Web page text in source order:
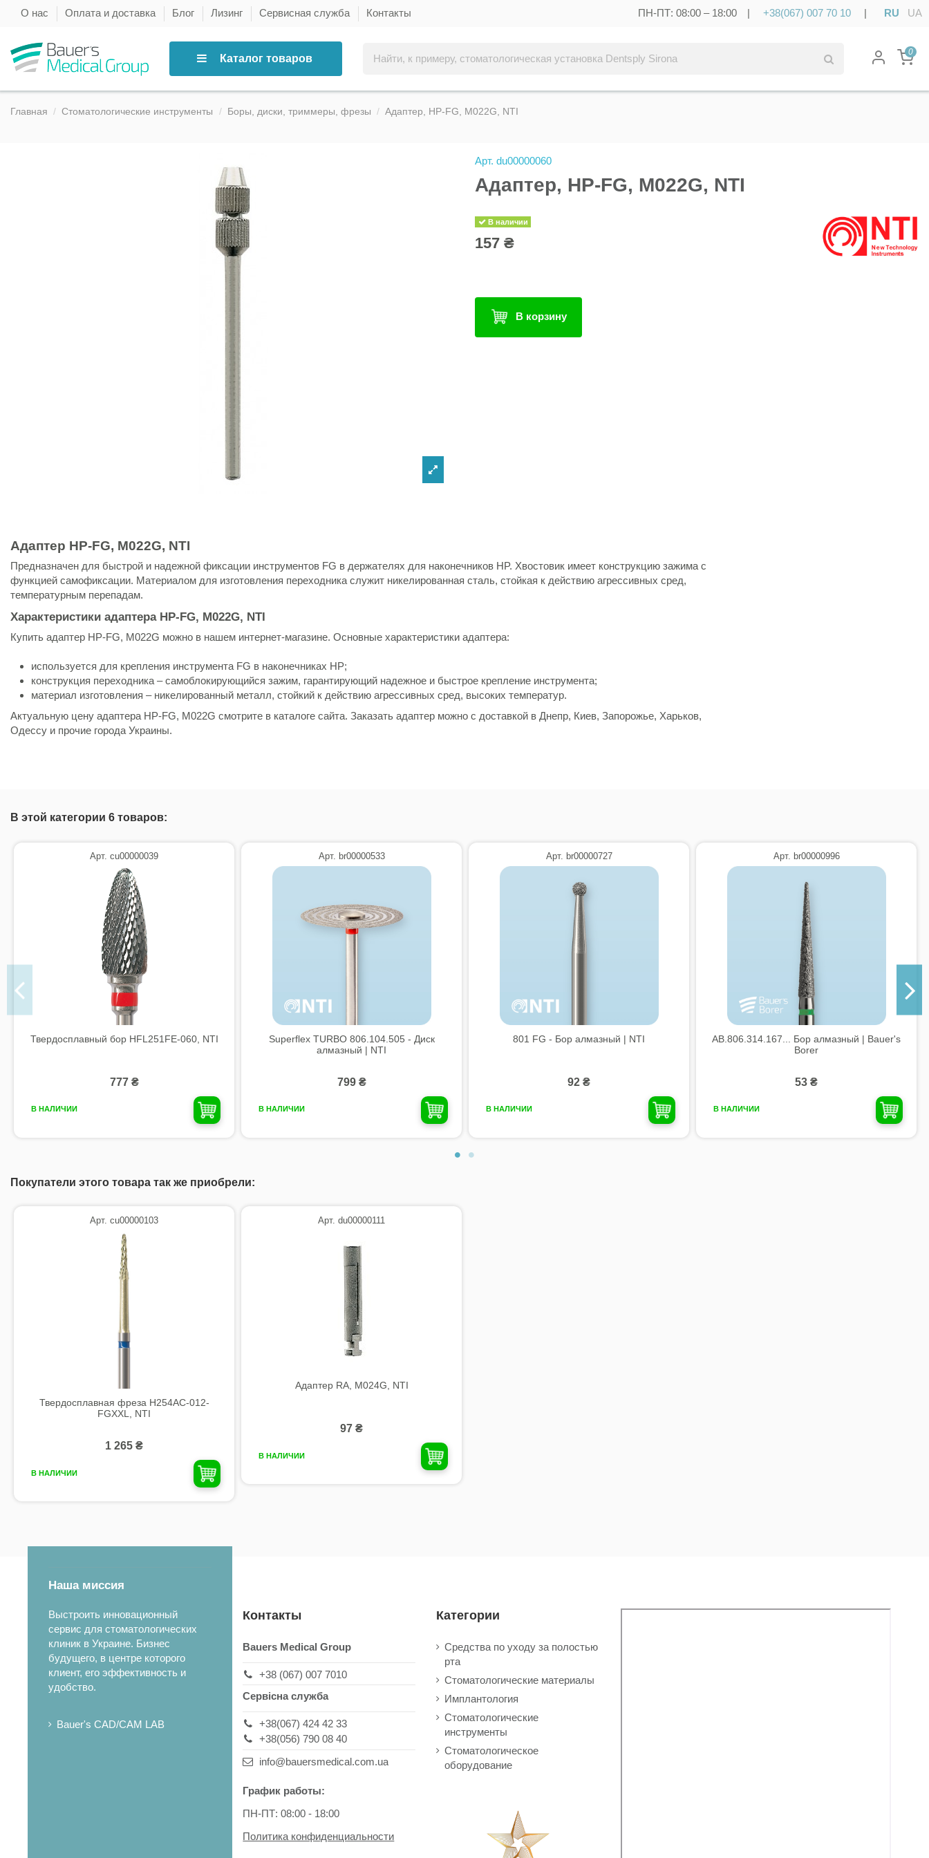
О нас Оплата и доставка Блог Лизинг Сервисная служба Контакты ПН-ПТ: 08:00 – 18:00 | +38(067) 007 70 10 | RU UA
Каталог товаров
0
Главная Стоматологические инструменты Боры, диски, триммеры, фрезы Адаптер, HP-FG, M022G, NTI
Арт. du00000060
Адаптер, HP-FG, M022G, NTI
В наличии
157 ₴
В корзину
Адаптер HP-FG, M022G, NTI
Предназначен для быстрой и надежной фиксации инструментов FG в держателях для наконечников HP. Хвостовик имеет конструкцию зажима с
функцией самофиксации. Материалом для изготовления переходника служит никелированная сталь, стойкая к действию агрессивных сред,
температурным перепадам.
Характеристики адаптера HP-FG, M022G, NTI
Купить адаптер HP-FG, M022G можно в нашем интернет-магазине. Основные характеристики адаптера:
используется для крепления инструмента FG в наконечниках HP;
конструкция переходника – самоблокирующийся зажим, гарантирующий надежное и быстрое крепление инструмента;
материал изготовления – никелированный металл, стойкий к действию агрессивных сред, высоких температур.
Актуальную цену адаптера HP-FG, M022G смотрите в каталоге сайта. Заказать адаптер можно с доставкой в Днепр, Киев, Запорожье, Харьков,
Одессу и прочие города Украины.
В этой категории 6 товаров:
Арт. cu00000039
Твердосплавный бор HFL251FE-060, NTI
777 ₴
В НАЛИЧИИ
Арт. br00000533
Superflex TURBO 806.104.505 - Диск
алмазный | NTI
799 ₴
В НАЛИЧИИ
Арт. br00000727
801 FG - Бор алмазный | NTI
92 ₴
В НАЛИЧИИ
Арт. br00000996
AB.806.314.167... Бор алмазный | Bauer's
Borer
53 ₴
В НАЛИЧИИ
Покупатели этого товара так же приобрели:
Арт. cu00000103
Твердосплавная фреза H254AC-012-
FGXXL, NTI
1 265 ₴
В НАЛИЧИИ
Арт. du00000111
Адаптер RA, M024G, NTI
97 ₴
В НАЛИЧИИ
Наша миссия
Выстроить инновационный
сервис для стоматологических
клиник в Украине. Бизнес
будущего, в центре которого
клиент, его эффективность и
удобство.
Bauer's CAD/CAM LAB
Контакты
Bauers Medical Group
+38 (067) 007 7010
Сервісна служба
+38(067) 424 42 33
+38(056) 790 08 40
info@bauersmedical.com.ua
График работы:
ПН-ПТ: 08:00 - 18:00
Политика конфиденциальности
Категории
Средства по уходу за полостью
рта
Стоматологические материалы
Имплантология
Стоматологические
инструменты
Стоматологическое
оборудование